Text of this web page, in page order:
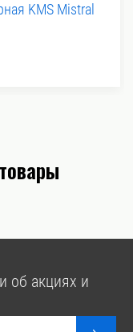
KMS Mistral
об акциях и